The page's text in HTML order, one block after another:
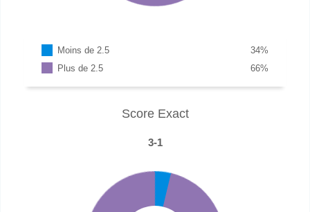
Moins de 2.5 %
34
Plus de 2.5
%
66
Score Exact
3-1